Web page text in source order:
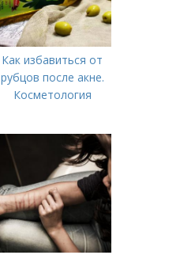
Как избавиться от
рубцов после акне.
Косметология